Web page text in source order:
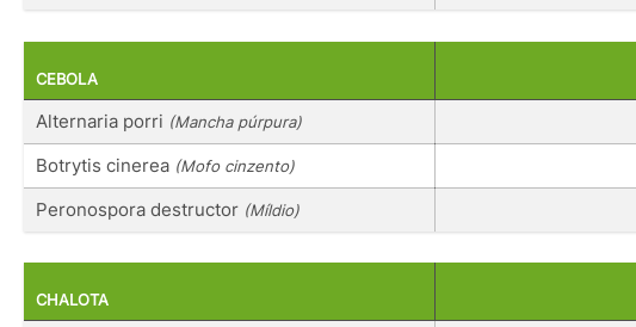
CEBOLA
Alternaria porri (Mancha púrpura)
Botrytis cinerea (Mofo cinzento)
Peronospora destructor (Míldio)
CHALOTA